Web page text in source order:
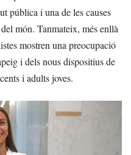
pública i una de les causes
món. Tanmateix, més enllà
mostren una preocupació
i dels nous dispositius de
i adults joves.